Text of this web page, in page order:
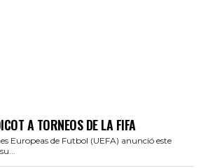
A TORNEOS DE LA FIFA
Europeas de Futbol (UEFA) anunció este